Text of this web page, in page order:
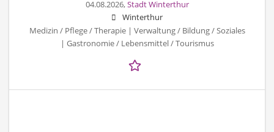
04.08.2026,Stadt Winterthur
Winterthur
Medizin / Pflege / Therapie | Verwaltung / Bildung / Soziales
| Gastronomie / Lebensmittel / Tourismus